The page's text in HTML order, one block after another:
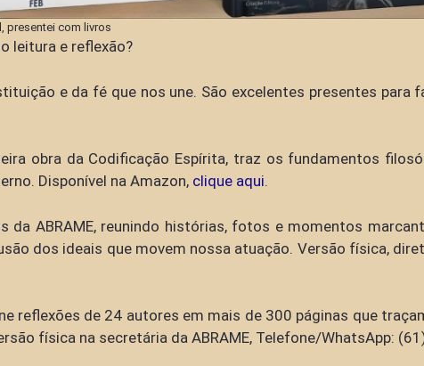
presentei com livros
leitura e reflexão?
e da fé que nos une. São excelentes presentes para
obra da Codificação Espírita, traz os fundamentos
Disponível na Amazon, clique aqui.
da ABRAME, reunindo histórias, fotos e momentos
dos ideais que movem nossa atuação. Versão física,
reflexões de 24 autores em mais de 300 páginas que
física na secretária da ABRAME, Telefone/WhatsApp: